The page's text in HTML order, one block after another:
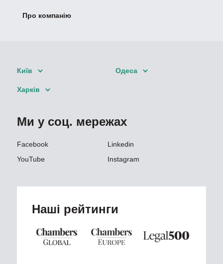
Про компанію
Київ Одеса
Харків
Ми у соц. мережах
Facebook
Linkedin
YouTube
Instagram
Наші рейтинги